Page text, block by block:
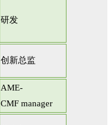
研发
创新总监
AME-
CMF manager